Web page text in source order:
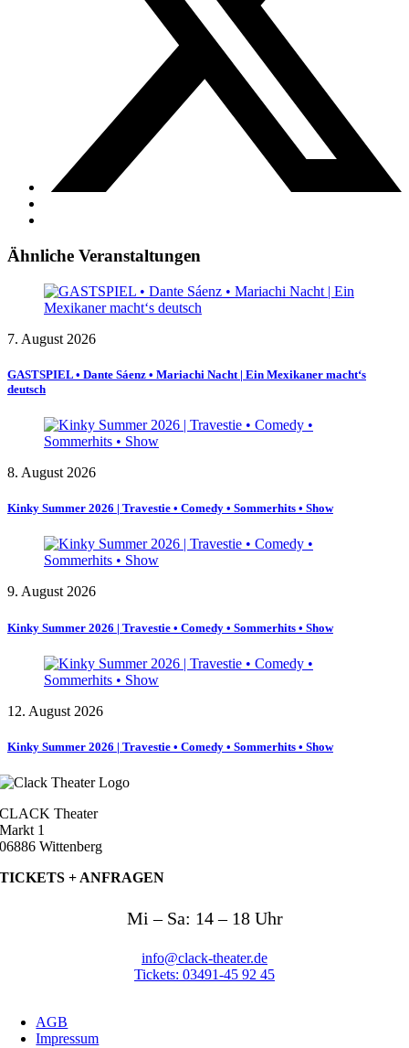
Ähnliche Veranstaltungen
7. August 2026
GASTSPIEL • Dante Sáenz • Mariachi Nacht | Ein Mexikaner macht‘s
deutsch
8. August 2026
Kinky Summer 2026 | Travestie • Comedy • Sommerhits • Show
9. August 2026
Kinky Summer 2026 | Travestie • Comedy • Sommerhits • Show
12. August 2026
Kinky Summer 2026 | Travestie • Comedy • Sommerhits • Show
CLACK Theater
Markt 1
06886 Wittenberg
TICKETS + ANFRAGEN
Mi – Sa: 14 – 18 Uhr
info@clack-theater.de
Tickets: 03491-45 92 45
AGB
Impressum